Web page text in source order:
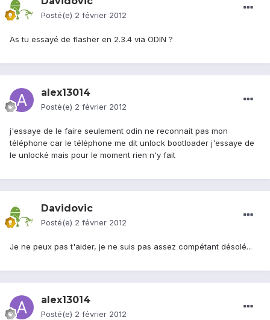
Posté(e) 2 février 2012
As tu essayé de flasher en 2.3.4 via ODIN ?
alex13014
Posté(e) 2 février 2012
j'essaye de le faire seulement odin ne reconnait pas mon
téléphone car le téléphone me dit unlock bootloader j'essaye de
le unlocké mais pour le moment rien n'y fait
Davidovic
Posté(e) 2 février 2012
Je ne peux pas t'aider, je ne suis pas assez compétant désolé...
alex13014
Posté(e) 2 février 2012